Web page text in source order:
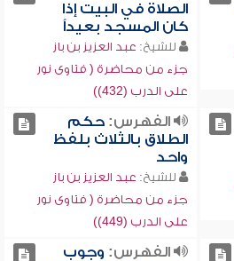
الصلاة في البيت إذا
كان المسجد بعيداً
للشيخ: عبد العزيز بن باز
جزء من محاضرة ( فتاوى نور
على الدرب (432))
الفهرس:حكم
الطلاق بالثلاث بلفظ
واحد
للشيخ: عبد العزيز بن باز
جزء من محاضرة ( فتاوى نور
على الدرب (449))
الفهرس: وجوب